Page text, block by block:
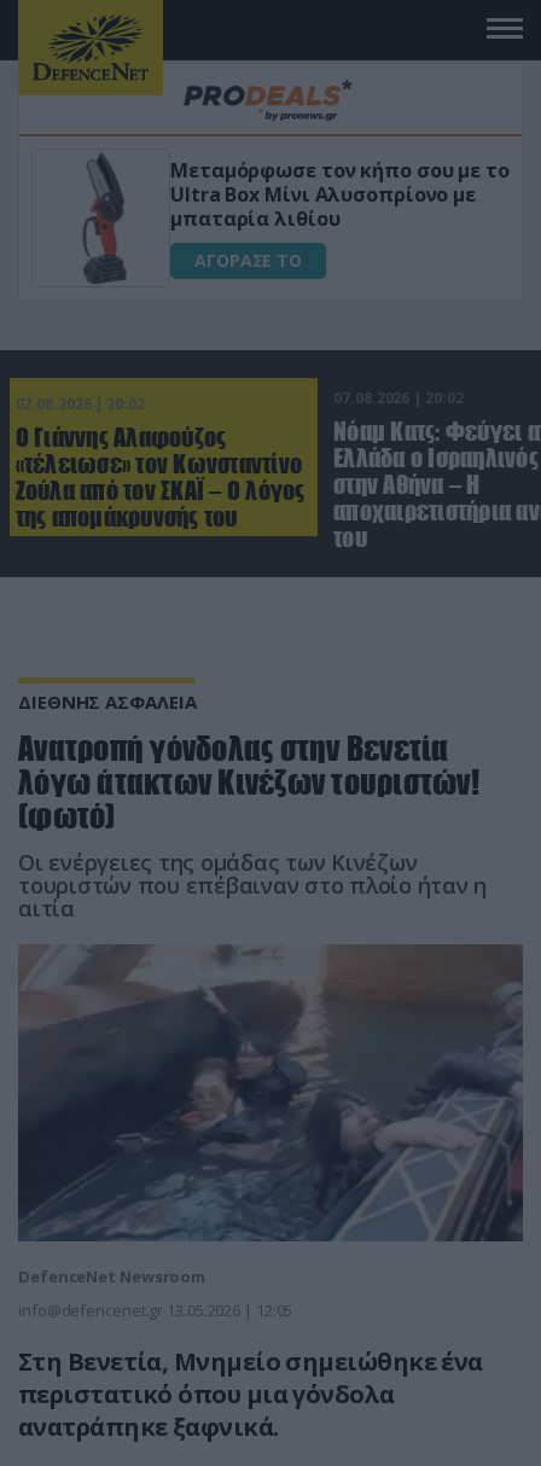
«Μαγική» φόρμουλα τριβόλι + VIP
για αύξηση της λίμπιντο
ΑΓΟΡΑΣΕ ΤΟ
07.08.2026 | 20:02
Ο Γιάννης Αλαφούζος
«τέλειωσε» τον Κωνσταντίνο
Ζούλα από τον ΣΚΑΪ – Ο λόγος
της απομάκρυνσής του
07.08.2026 | 20:02
Νόαμ Κατς: Φεύγει
Ελλάδα ο
στην Αθήνα – Η
αποχαιρετιστήρια
του
ΔΙΕΘΝΗΣ ΑΣΦΑΛΕΙΑ
Ανατροπή γόνδολας στην Βενετία
λόγω άτακτων Κινέζων τουριστών!
(φωτό)
Οι ενέργειες της ομάδας των Κινέζων
τουριστών που επέβαιναν στο πλοίο ήταν η
αιτία
DefenceNet Newsroom
info@defencenet.gr 13.05.2026 | 12:05
Στη Βενετία, Μνημείο σημειώθηκε ένα
περιστατικό όπου μια γόνδολα
ανατράπηκε ξαφνικά.